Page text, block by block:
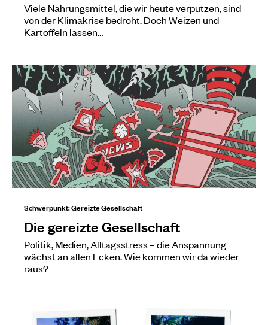
Viele Nahrungsmittel, die wir heute verputzen, sind
von der Klimakrise bedroht. Doch Weizen und
Kartoffeln lassen…
Schwerpunkt: Gereizte Gesellschaft
Die gereizte Gesellschaft
Politik, Medien, Alltagsstress – die Anspannung
wächst an allen Ecken. Wie kommen wir da wieder
raus?